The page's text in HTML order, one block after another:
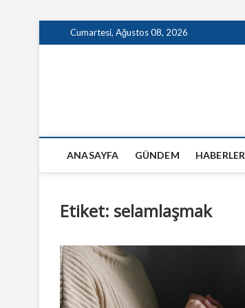
to
Cumartesi, Ağustos 08, 2026
ANASAYFA GÜNDEM HABERLER
Etiket: selamlaşmak